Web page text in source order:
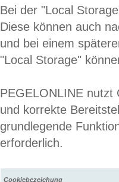
Bei der "Local
Diese können auch
und bei einem
"Local Storage"
PEGELONLINE nutzt
und korrekte
grundlegende
erforderlich.
Cookiebezeichung